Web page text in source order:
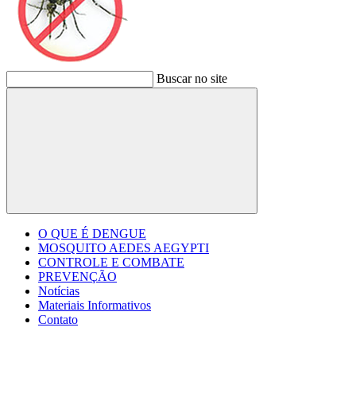
Buscar no site
Buscar
O QUE É DENGUE
MOSQUITO AEDES AEGYPTI
CONTROLE E COMBATE
PREVENÇÃO
Notícias
Materiais Informativos
Contato